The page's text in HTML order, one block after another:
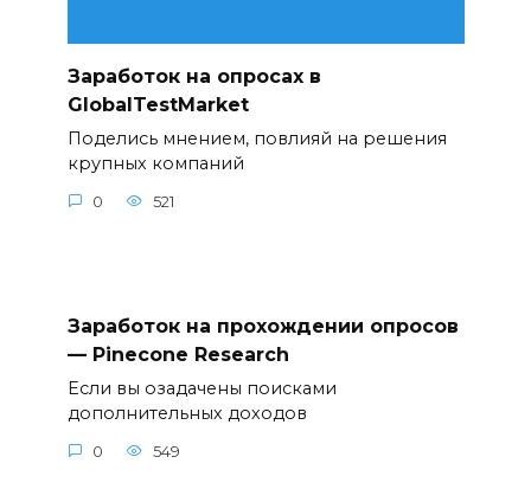
Заработок на опросах в
GlobalTestMarket
Поделись мнением, повлияй на решения
крупных компаний
0 521
Заработок на прохождении опросов
— Pinecone Research
Если вы озадачены поисками
дополнительных доходов
0 549